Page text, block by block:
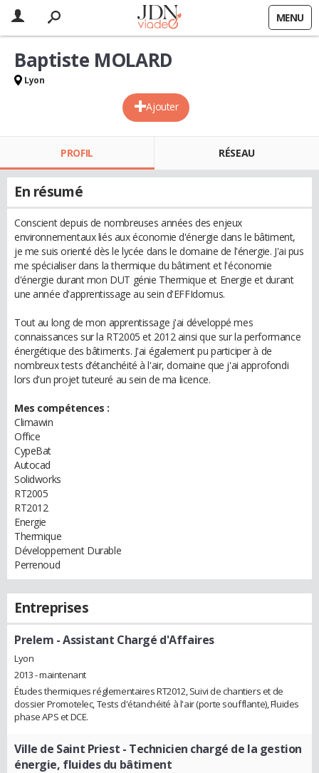
MENU
Ajouter
Baptiste MOLARD
Lyon
PROFIL RÉSEAU
En résumé
Conscient depuis de nombreuses années des enjeux
environnementaux liés aux économie d'énergie dans le bâtiment,
je me suis orienté dès le lycée dans le domaine de l'énergie. J'ai pus
me spécialiser dans la thermique du bâtiment et l'économie
d'énergie durant mon DUT génie Thermique et Energie et durant
une année d'apprentissage au sein d'EFFIdomus.
Tout au long de mon apprentissage j'ai développé mes
connaissances sur la RT2005 et 2012 ainsi que sur la performance
énergétique des bâtiments. J'ai également pu participer à de
nombreux tests d’étanchéité à l'air, domaine que j'ai approfondi
lors d'un projet tuteuré au sein de ma licence.
Mes compétences :
Climawin
Office
CypeBat
Autocad
Solidworks
RT2005
RT2012
Energie
Thermique
Développement Durable
Perrenoud
Entreprises
Prelem - Assistant Chargé d'Affaires
Lyon
2013 - maintenant
Études thermiques réglementaires RT2012, Suivi de chantiers et de
dossier Promotelec, Tests d'étanchéité à l'air (porte soufflante), Fluides
phase APS et DCE.
Ville de Saint Priest - Technicien chargé de la gestion
énergie, fluides du bâtiment